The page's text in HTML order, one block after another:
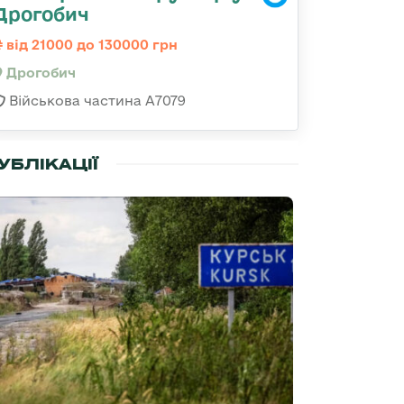
від 21000 до 130000 грн
Дрогобич
Військова частина А7079